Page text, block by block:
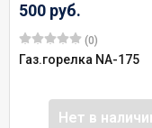
500 руб.
(0)
Газ.горелка NA-175
Нет в